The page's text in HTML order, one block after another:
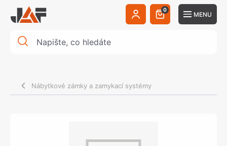
0
MENU
Nábytkové zámky a zamykací systémy